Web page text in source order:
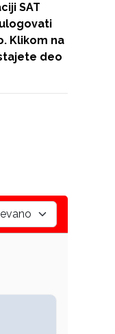
SAT
Klikom na
deo